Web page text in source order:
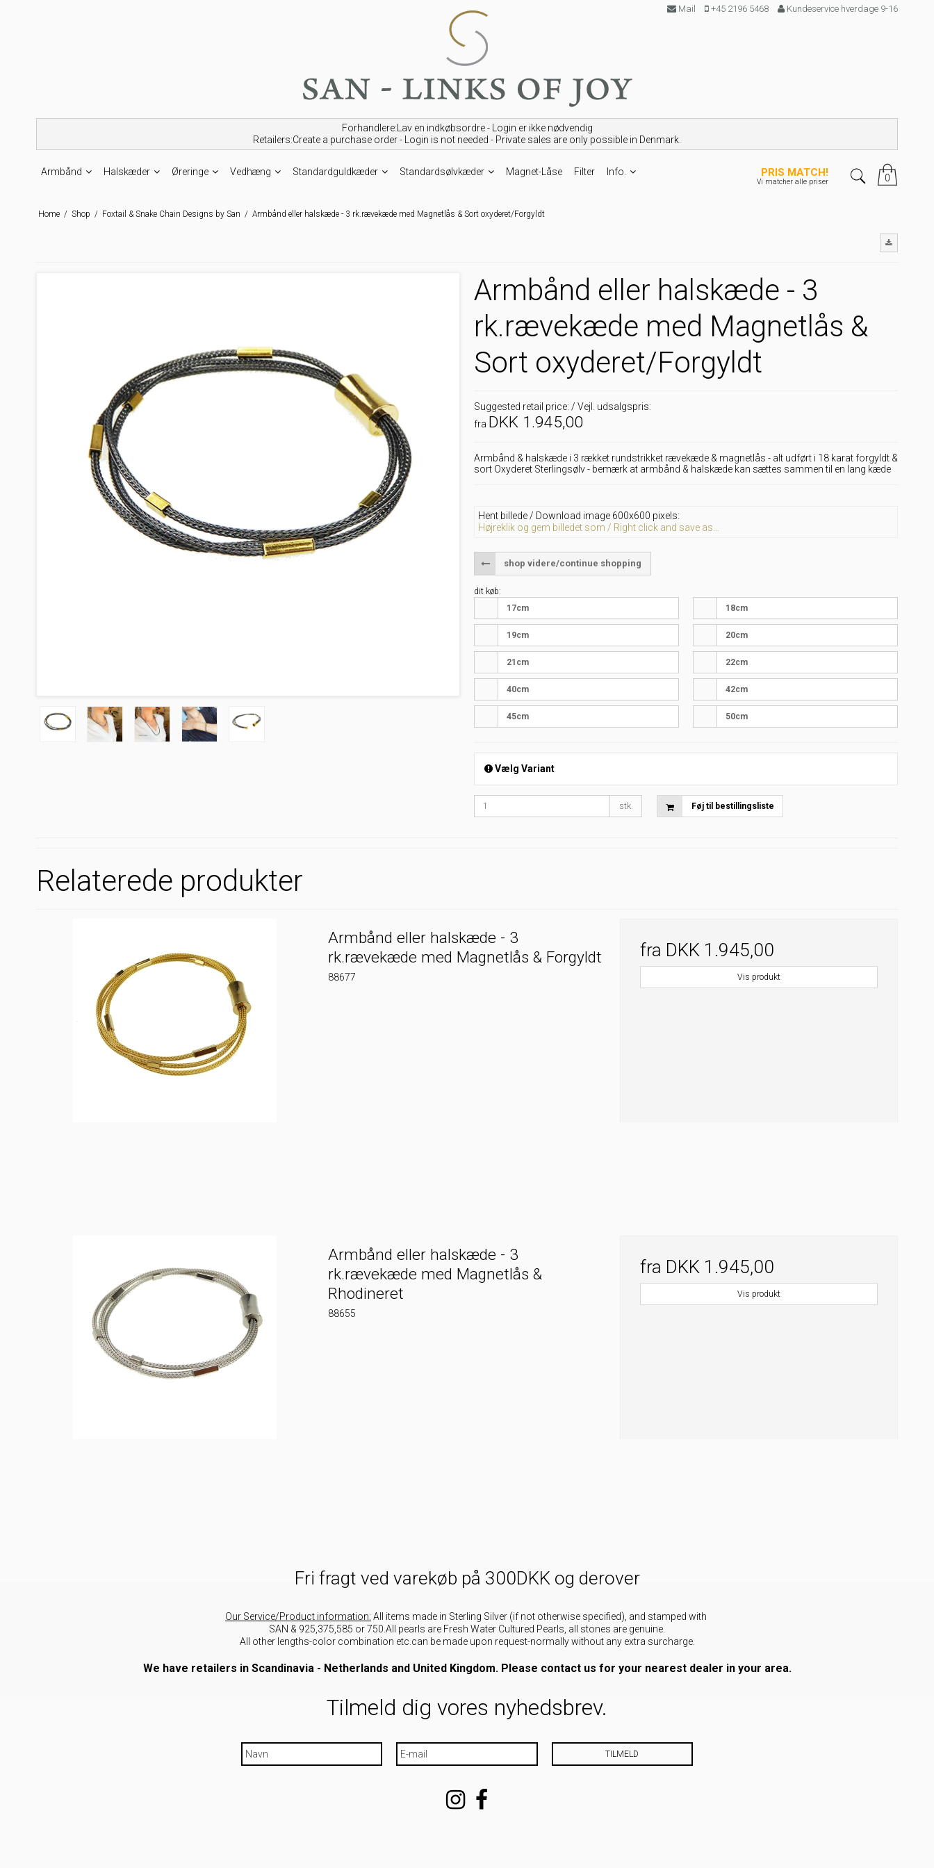
Mail +45 2196 5468 Kundeservice hverdage 9-16
Forhandlere:Lav en indkøbsordre - Login er ikke nødvendig
Retailers:Create a purchase order - Login is not needed - Private sales are only possible in Denmark.
Armbånd Halskæder Øreringe Vedhæng Standardguldkæder Standardsølvkæder Magnet-Låse Filter Info.
0
PRIS MATCH!
Vi matcher alle priser
Home / Shop / Foxtail & Snake Chain Designs by San / Armbånd eller halskæde - 3 rk.rævekæde med Magnetlås & Sort oxyderet/Forgyldt
Armbånd eller halskæde - 3
rk.rævekæde med Magnetlås &
Sort oxyderet/Forgyldt
Suggested retail price: / Vejl. udsalgspris:
fra DKK 1.945,00
Armbånd & halskæde i 3 rækket rundstrikket rævekæde & magnetlås - alt udført i 18 karat forgyldt &
sort Oxyderet Sterlingsølv - bemærk at armbånd & halskæde kan sættes sammen til en lang kæde
Hent billede / Download image 600x600 pixels:
Højreklik og gem billedet som / Right click and save as...
shop videre/continue shopping
dit køb:
17cm
18cm
19cm 20cm
21cm 22cm
40cm 42cm
45cm 50cm
Vælg Variant
stk. Føj til bestillingsliste
Relaterede produkter
Armbånd eller halskæde - 3
rk.rævekæde med Magnetlås & Forgyldt
88677
fra DKK 1.945,00
Vis produkt
Armbånd eller halskæde - 3
rk.rævekæde med Magnetlås &
Rhodineret
88655
fra DKK 1.945,00
Vis produkt
Fri fragt ved varekøb på 300DKK og derover
Our Service/Product information: All items made in Sterling Silver (if not otherwise specified), and stamped with
SAN & 925,375,585 or 750.All pearls are Fresh Water Cultured Pearls, all stones are genuine.
All other lengths-color combination etc.can be made upon request-normally without any extra surcharge.
We have retailers in Scandinavia - Netherlands and United Kingdom. Please contact us for your nearest dealer in your area.
Tilmeld dig vores nyhedsbrev.